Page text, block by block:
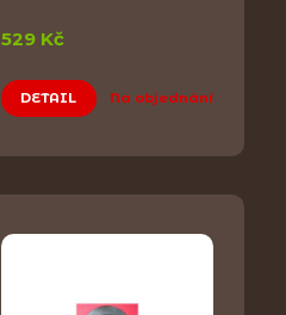
529 Kč
DETAIL Na objednání